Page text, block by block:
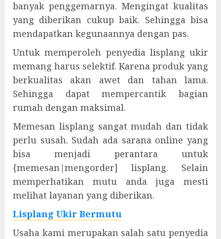
banyak penggemarnya. Mengingat kualitas
yang diberikan cukup baik. Sehingga bisa
mendapatkan kegunaannya dengan pas.
Untuk memperoleh penyedia lisplang ukir
memang harus selektif. Karena produk yang
berkualitas akan awet dan tahan lama.
Sehingga dapat mempercantik bagian
rumah dengan maksimal.
Memesan lisplang sangat mudah dan tidak
perlu susah. Sudah ada sarana online yang
bisa menjadi perantara untuk
{memesan|mengorder] lisplang. Selain
memperhatikan mutu anda juga mesti
melihat layanan yang diberikan.
Lisplang Ukir Bermutu
Usaha kami merupakan salah satu penyedia